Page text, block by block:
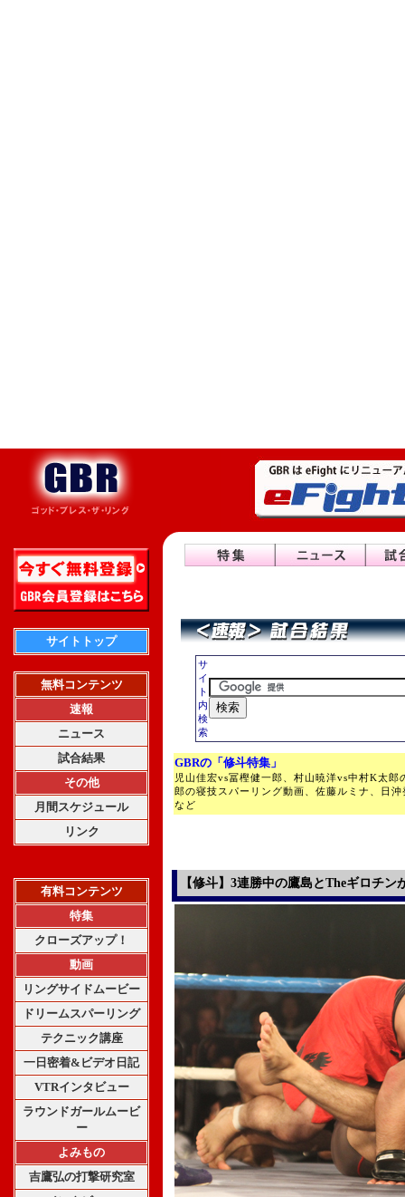
サイトトップ
無料コンテンツ
速報
ニュース
試合結果
その他
月間スケジュール
リンク
有料コンテンツ
特集
クローズアップ！
動画
リングサイドムービー
ドリームスパーリング
テクニック講座
一日密着&ビデオ日記
VTRインタビュー
ラウンドガールムービ
ー
よみもの
吉鷹弘の打撃研究室
サ
イ
ト
内
検
索
GBRの「修斗特集」
児山佳宏vs冨樫健一郎、村山暁洋vs中村K太
郎の寝技スパーリング動画、佐藤ルミナ、日
など
【修斗】3連勝中の鷹島とTheギロチン